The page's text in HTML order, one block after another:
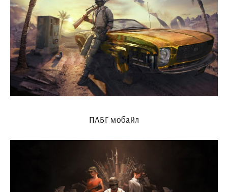
ПАБГ мобайл